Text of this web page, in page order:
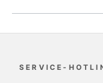
SERVICE-